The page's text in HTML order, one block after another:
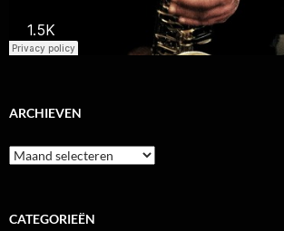
ARCHIEVEN
Archieven
CATEGORIEËN